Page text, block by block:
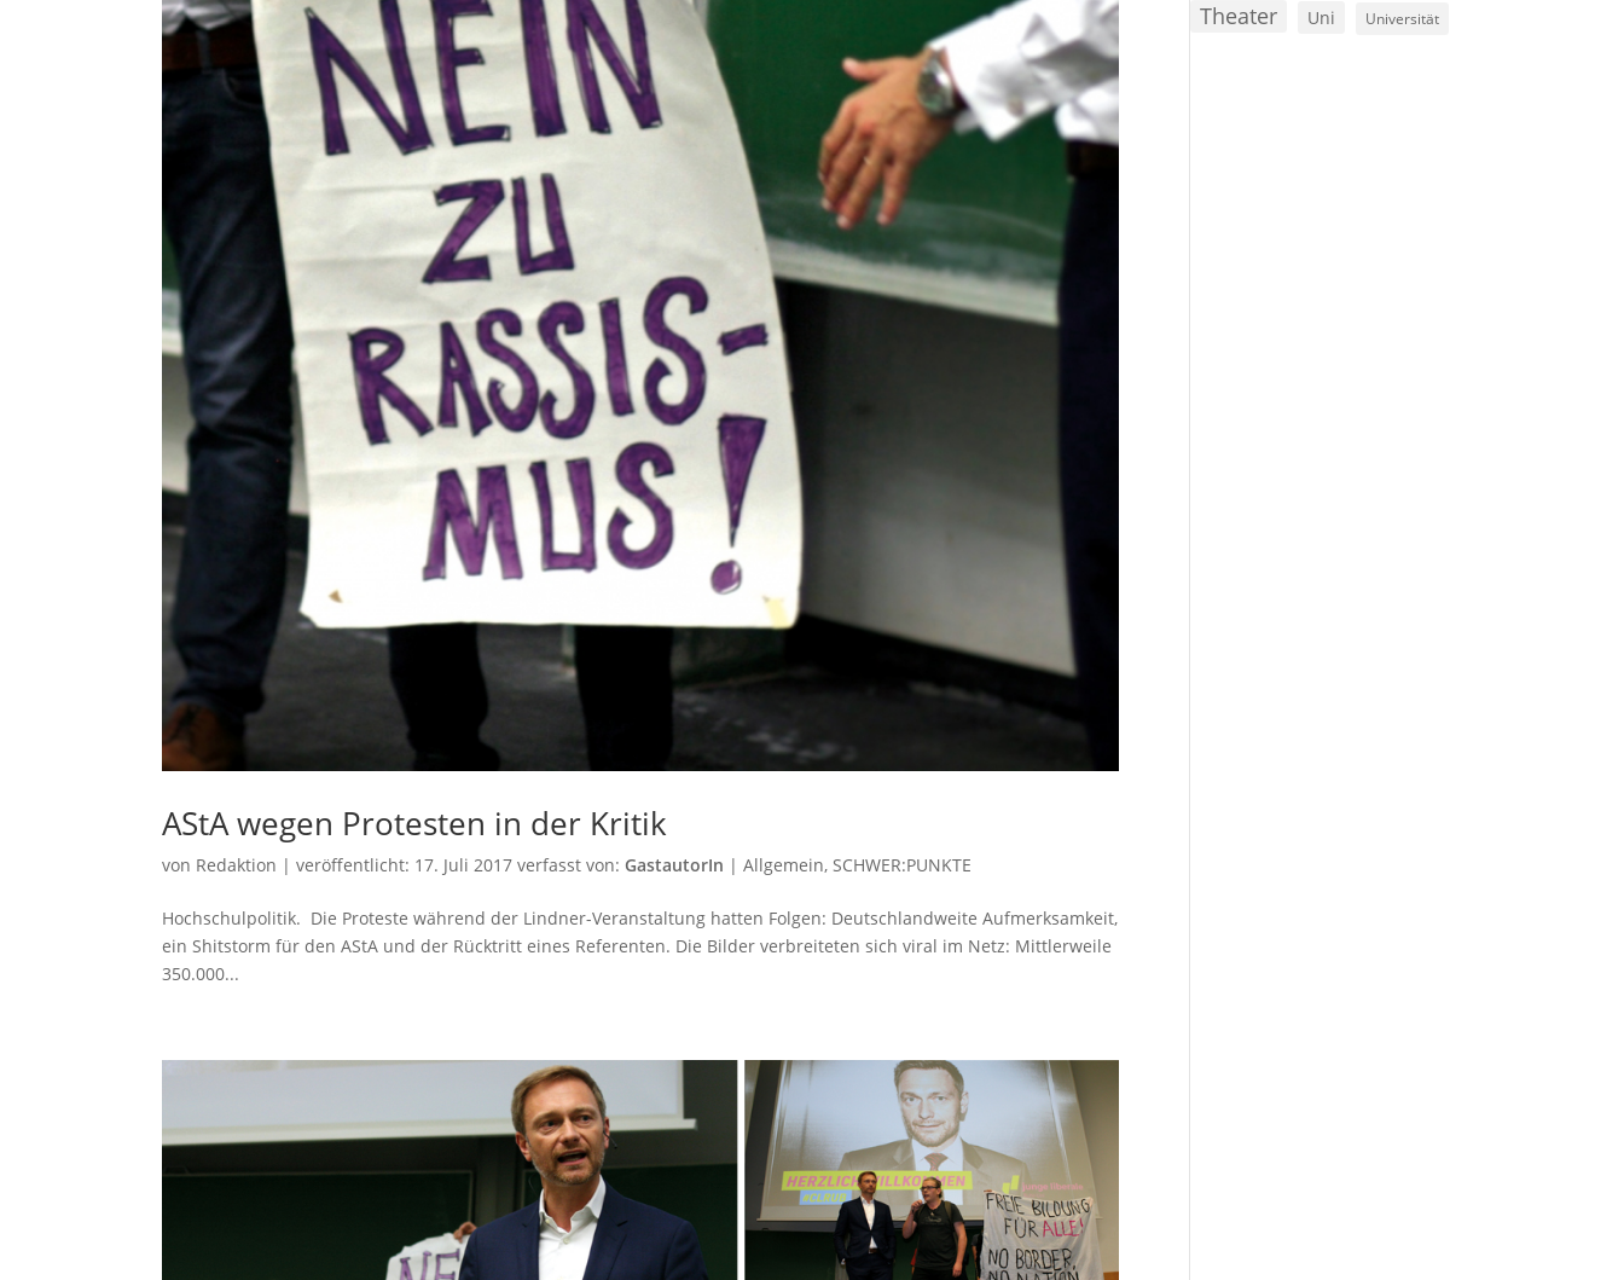
AStA wegen Protesten in der Kritik
von Redaktion |veröffentlicht: 17. Juli 2017 verfasst von: GastautorIn |Allgemein, SCHWER:PUNKTE
Hochschulpolitik. Die Proteste während der Lindner-Veranstaltung hatten Folgen: Deutschlandweite Aufmerksamkeit,
ein Shitstorm für den AStA und der Rücktritt eines Referenten. Die Bilder verbreiteten sich viral im Netz: Mittlerweile
350.000...
Theater Uni Universität